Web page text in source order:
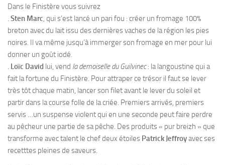
Dans le Finistère vous suivrez
. Sten Marc, qui s’est lancé un pari fou : créer un fromage 100%
breton avec du lait issu des dernières vaches de la région les pies
noires. Il va même jusqu’à immerger son fromage en mer pour lui
donner un goût iodé.
. Loïc David lui, vend la demoiselle du Guilvinec: la langoustine qui a
fait la fortune du Finistère. Pour attraper ce trésor il faut se lever
très tôt chaque matin, lancer son filet avant le lever du soleil et
partir dans la course folle de la criée. Premiers arrivés, premiers
servis …un suspense violent qui en une seconde peut faire perdre
au pêcheur une partie de sa pêche. Des produits « pur breizh » que
transforme avec talent le chef deux étoiles Patrick Jeffroyavec ses
recetttes pleines de saveurs.